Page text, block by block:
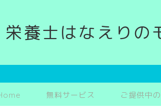
栄養士はなえりの
無料サービス ご提供中